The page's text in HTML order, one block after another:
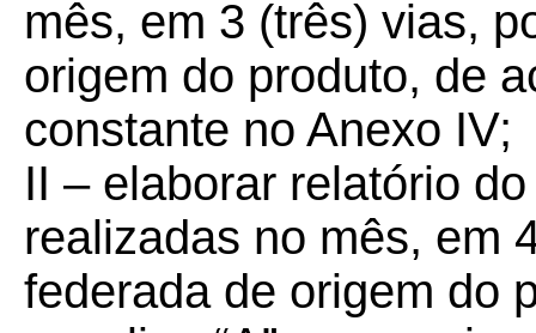
mês, em 3 (três) vias,
origem do produto, de
constante no Anexo IV;
II – elaborar relatório
realizadas no mês, em
federada de origem do